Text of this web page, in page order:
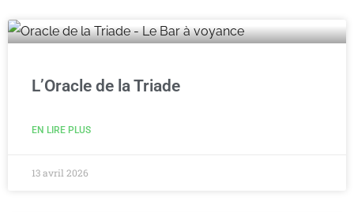
L’Oracle de la Triade
EN LIRE PLUS
13 avril 2026